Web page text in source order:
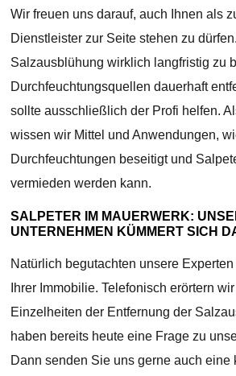
Wir freuen uns darauf, auch Ihnen als
Dienstleister zur Seite stehen zu
Salzausblühung wirklich langfristig zu
Durchfeuchtungsquellen dauerhaft
sollte ausschließlich der Profi helfen.
wissen wir Mittel und Anwendungen,
Durchfeuchtungen beseitigt und
vermieden werden kann.
SALPETER IM MAUERWERK:
UNTERNEHMEN KÜMMERT SICH
Natürlich begutachten unsere
Ihrer Immobilie. Telefonisch erörtern
Einzelheiten der Entfernung der
haben bereits heute eine Frage zu
Dann senden Sie uns gerne auch eine